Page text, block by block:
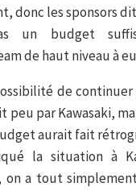
donc les sponsors
un budget
de haut niveau à
de
par Kawasaki,
aurait fait
la situation à
on a tout